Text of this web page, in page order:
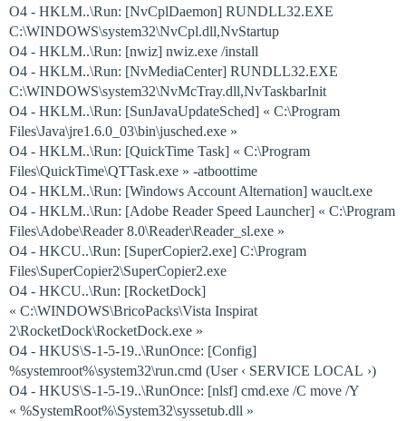
O4 - HKLM..\Run: [NvCplDaemon] RUNDLL32.EXE
C:\WINDOWS\system32\NvCpl.dll,NvStartup
O4 - HKLM..\Run: [nwiz] nwiz.exe /install
O4 - HKLM..\Run: [NvMediaCenter] RUNDLL32.EXE
C:\WINDOWS\system32\NvMcTray.dll,NvTaskbarInit
O4 - HKLM..\Run: [SunJavaUpdateSched] « C:\Program
Files\Java\jre1.6.0_03\bin\jusched.exe »
O4 - HKLM..\Run: [QuickTime Task] « C:\Program
Files\QuickTime\QTTask.exe » -atboottime
O4 - HKLM..\Run: [Windows Account Alternation] wauclt.exe
O4 - HKLM..\Run: [Adobe Reader Speed Launcher] « C:\Program
Files\Adobe\Reader 8.0\Reader\Reader_sl.exe »
O4 - HKCU..\Run: [SuperCopier2.exe] C:\Program
Files\SuperCopier2\SuperCopier2.exe
O4 - HKCU..\Run: [RocketDock]
« C:\WINDOWS\BricoPacks\Vista Inspirat
2\RocketDock\RocketDock.exe »
O4 - HKUS\S-1-5-19..\RunOnce: [Config]
%systemroot%\system32\run.cmd (User ‹ SERVICE LOCAL ›)
O4 - HKUS\S-1-5-19..\RunOnce: [nlsf] cmd.exe /C move /Y
« %SystemRoot%\System32\syssetub.dll »